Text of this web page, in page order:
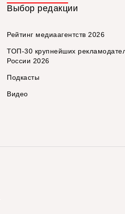
Выбор редакции
Рейтинг медиаагентств 2026
ТОП-30 крупнейших
России 2026
Подкасты
Видео